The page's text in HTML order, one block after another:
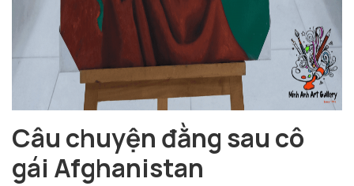
Câu chuyện đằng sau cô
gái Afghanistan